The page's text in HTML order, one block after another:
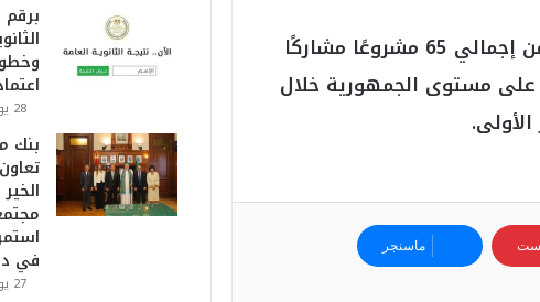
اختارت 15 مشروعًا من إجمالي 65 مشروعًا مشاركًا
مستوى الجمهورية خلال
ماسنجر
28 يوليو، 2026
بنك
في
27 يوليو، 2026